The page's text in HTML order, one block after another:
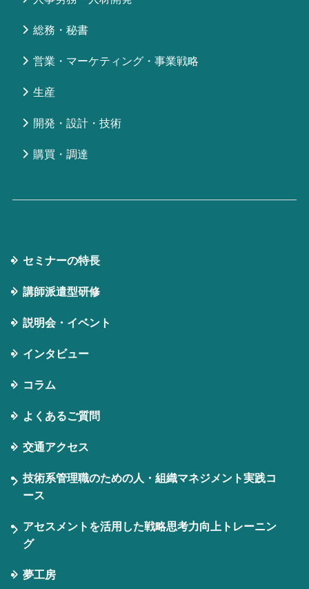
総務・秘書
営業・マーケティング・事業戦略
生産
開発・設計・技術
購買・調達
セミナーの特⻑
講師派遣型研修
説明会・イベント
インタビュー
コラム
よくあるご質問
交通アクセス
技術系管理職のための人・組織マネジメント実践コ
ース
アセスメントを活用した戦略思考力向上トレーニン
グ
夢工房